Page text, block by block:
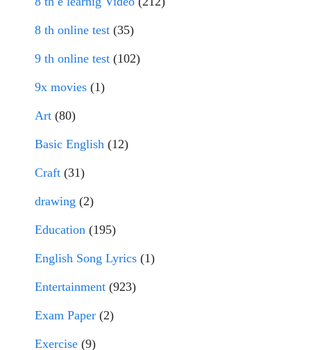
8 th online test (35)
9 th online test (102)
9x movies (1)
Art (80)
Basic English (12)
Craft (31)
drawing (2)
Education (195)
English Song Lyrics (1)
Entertainment (923)
Exam Paper (2)
Exercise (9)